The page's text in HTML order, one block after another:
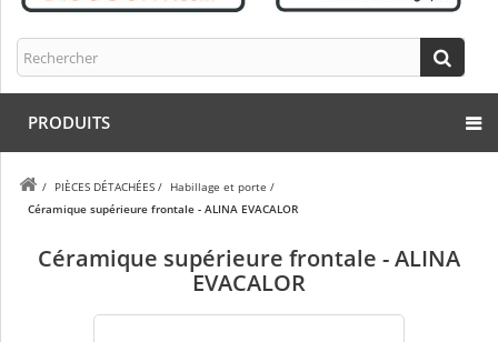
PRODUITS
/ PIÈCES DÉTACHÉES / Habillage et porte /
Céramique supérieure frontale - ALINA EVACALOR
Céramique supérieure frontale - ALINA
EVACALOR